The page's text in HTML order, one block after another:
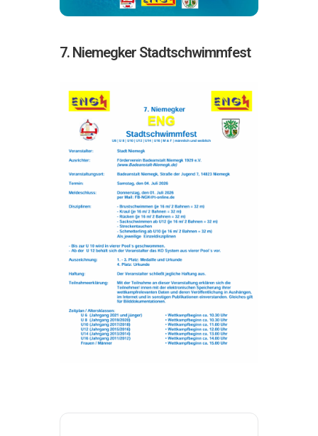
7. Niemegker Stadtschwimmfest